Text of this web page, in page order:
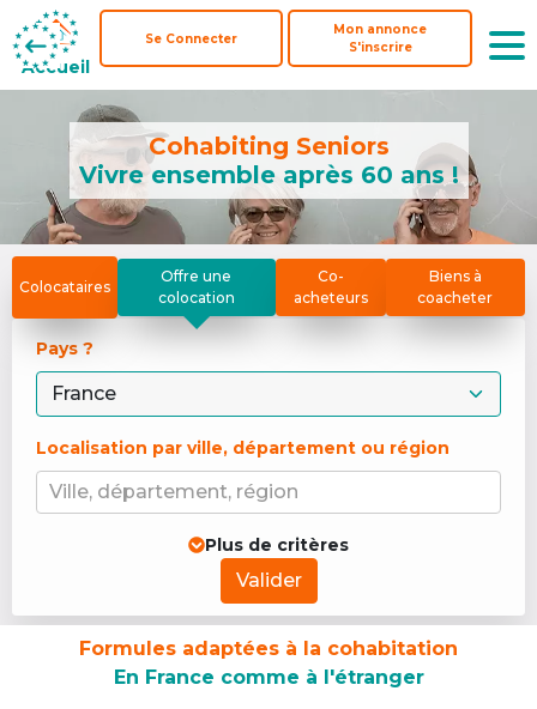
Accueil
Se Connecter
Mon annonce
S'inscrire
Accueil
Se Connecter
Mon annonce
S'inscrire
Cohabiting Seniors
Vivre ensemble après 60 ans !
Colocataires
Offre une
colocation
Co-
acheteurs
Biens à
coacheter
Pays ?
Localisation par ville, département ou région
Ville, département, région
Plus de critères
Valider
Formules adaptées à la cohabitation
En France comme à l'étranger